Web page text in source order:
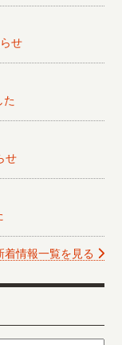
せ
た
せ
着情報一覧を見る